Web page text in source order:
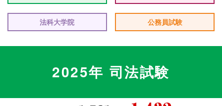
法科大学院 公務員試験
2025年 司法試験